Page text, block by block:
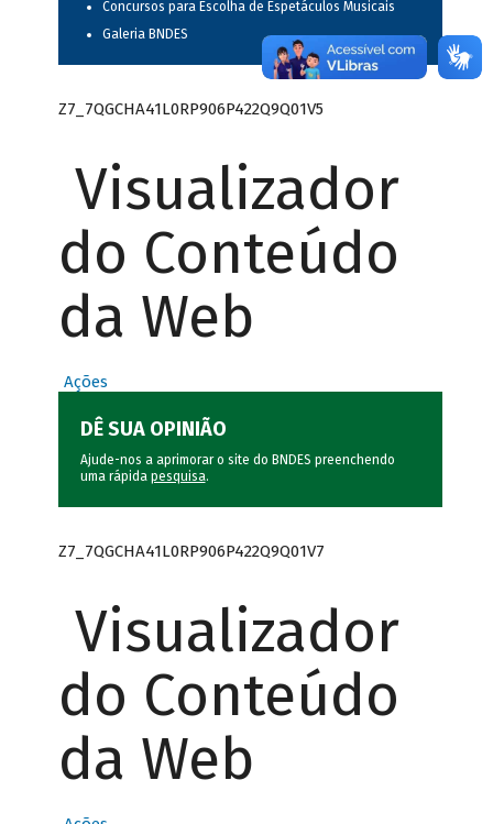
Concursos para Escolha de Espetáculos Musicais
Galeria BNDES
Z7_7QGCHA41L0RP906P422Q9Q01V5
Visualizador
do Conteúdo
da Web
Ações
DÊ SUA OPINIÃO
Ajude-nos a aprimorar o site do BNDES preenchendo
uma rápida pesquisa.
Z7_7QGCHA41L0RP906P422Q9Q01V7
Visualizador
do Conteúdo
da Web